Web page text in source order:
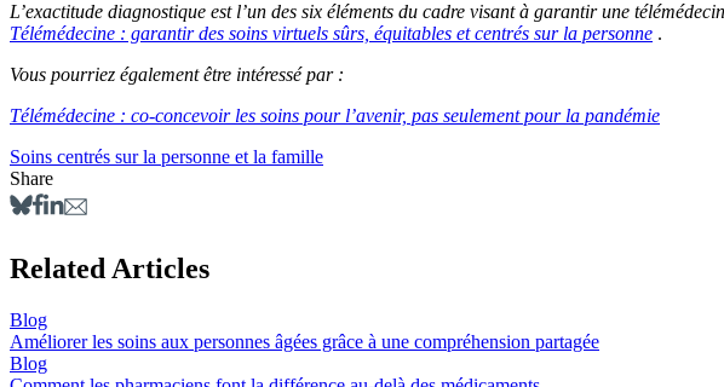
L’exactitude diagnostique est l’un des six éléments du cadre visant à garantir une
Télémédecine : garantir des soins virtuels sûrs, équitables et centrés sur la personne .
Vous pourriez également être intéressé par :
Télémédecine : co-concevoir les soins pour l’avenir, pas seulement pour la pandémie
Soins centrés sur la personne et la famille
Share
Related Articles
Blog
Améliorer les soins aux personnes âgées grâce à une compréhension partagée
Blog